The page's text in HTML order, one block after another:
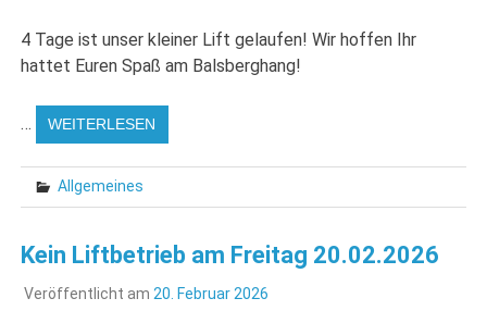
4 Tage ist unser kleiner Lift gelaufen! Wir hoffen Ihr
hattet Euren Spaß am Balsberghang!
… WEITERLESEN
Allgemeines
Kein Liftbetrieb am Freitag 20.02.2026
Veröffentlicht am 20. Februar 2026